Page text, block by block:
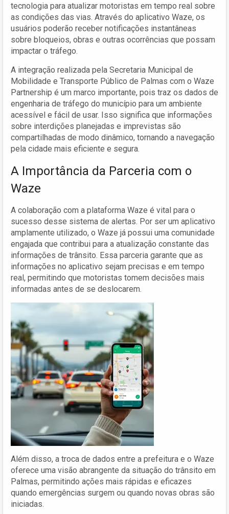
tecnologia para atualizar motoristas em tempo real sobre
as condições das vias. Através do aplicativo Waze, os
usuários poderão receber notificações instantâneas
sobre bloqueios, obras e outras ocorrências que possam
impactar o tráfego.
A integração realizada pela Secretaria Municipal de
Mobilidade e Transporte Público de Palmas com o Waze
Partnership é um marco importante, pois traz os dados de
engenharia de tráfego do município para um ambiente
acessível e fácil de usar. Isso significa que informações
sobre interdições planejadas e imprevistas são
compartilhadas de modo dinâmico, tornando a navegação
pela cidade mais eficiente e segura.
A Importância da Parceria com o
Waze
A colaboração com a plataforma Waze é vital para o
sucesso desse sistema de alertas. Por ser um aplicativo
amplamente utilizado, o Waze já possui uma comunidade
engajada que contribui para a atualização constante das
informações de trânsito. Essa parceria garante que as
informações no aplicativo sejam precisas e em tempo
real, permitindo que motoristas tomem decisões mais
informadas antes de se deslocarem.
Além disso, a troca de dados entre a prefeitura e o Waze
oferece uma visão abrangente da situação do trânsito em
Palmas, permitindo ações mais rápidas e eficazes
quando emergências surgem ou quando novas obras são
iniciadas.